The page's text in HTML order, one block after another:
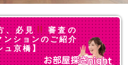
、必見
審査の
ションのご紹介
ュ京橋】